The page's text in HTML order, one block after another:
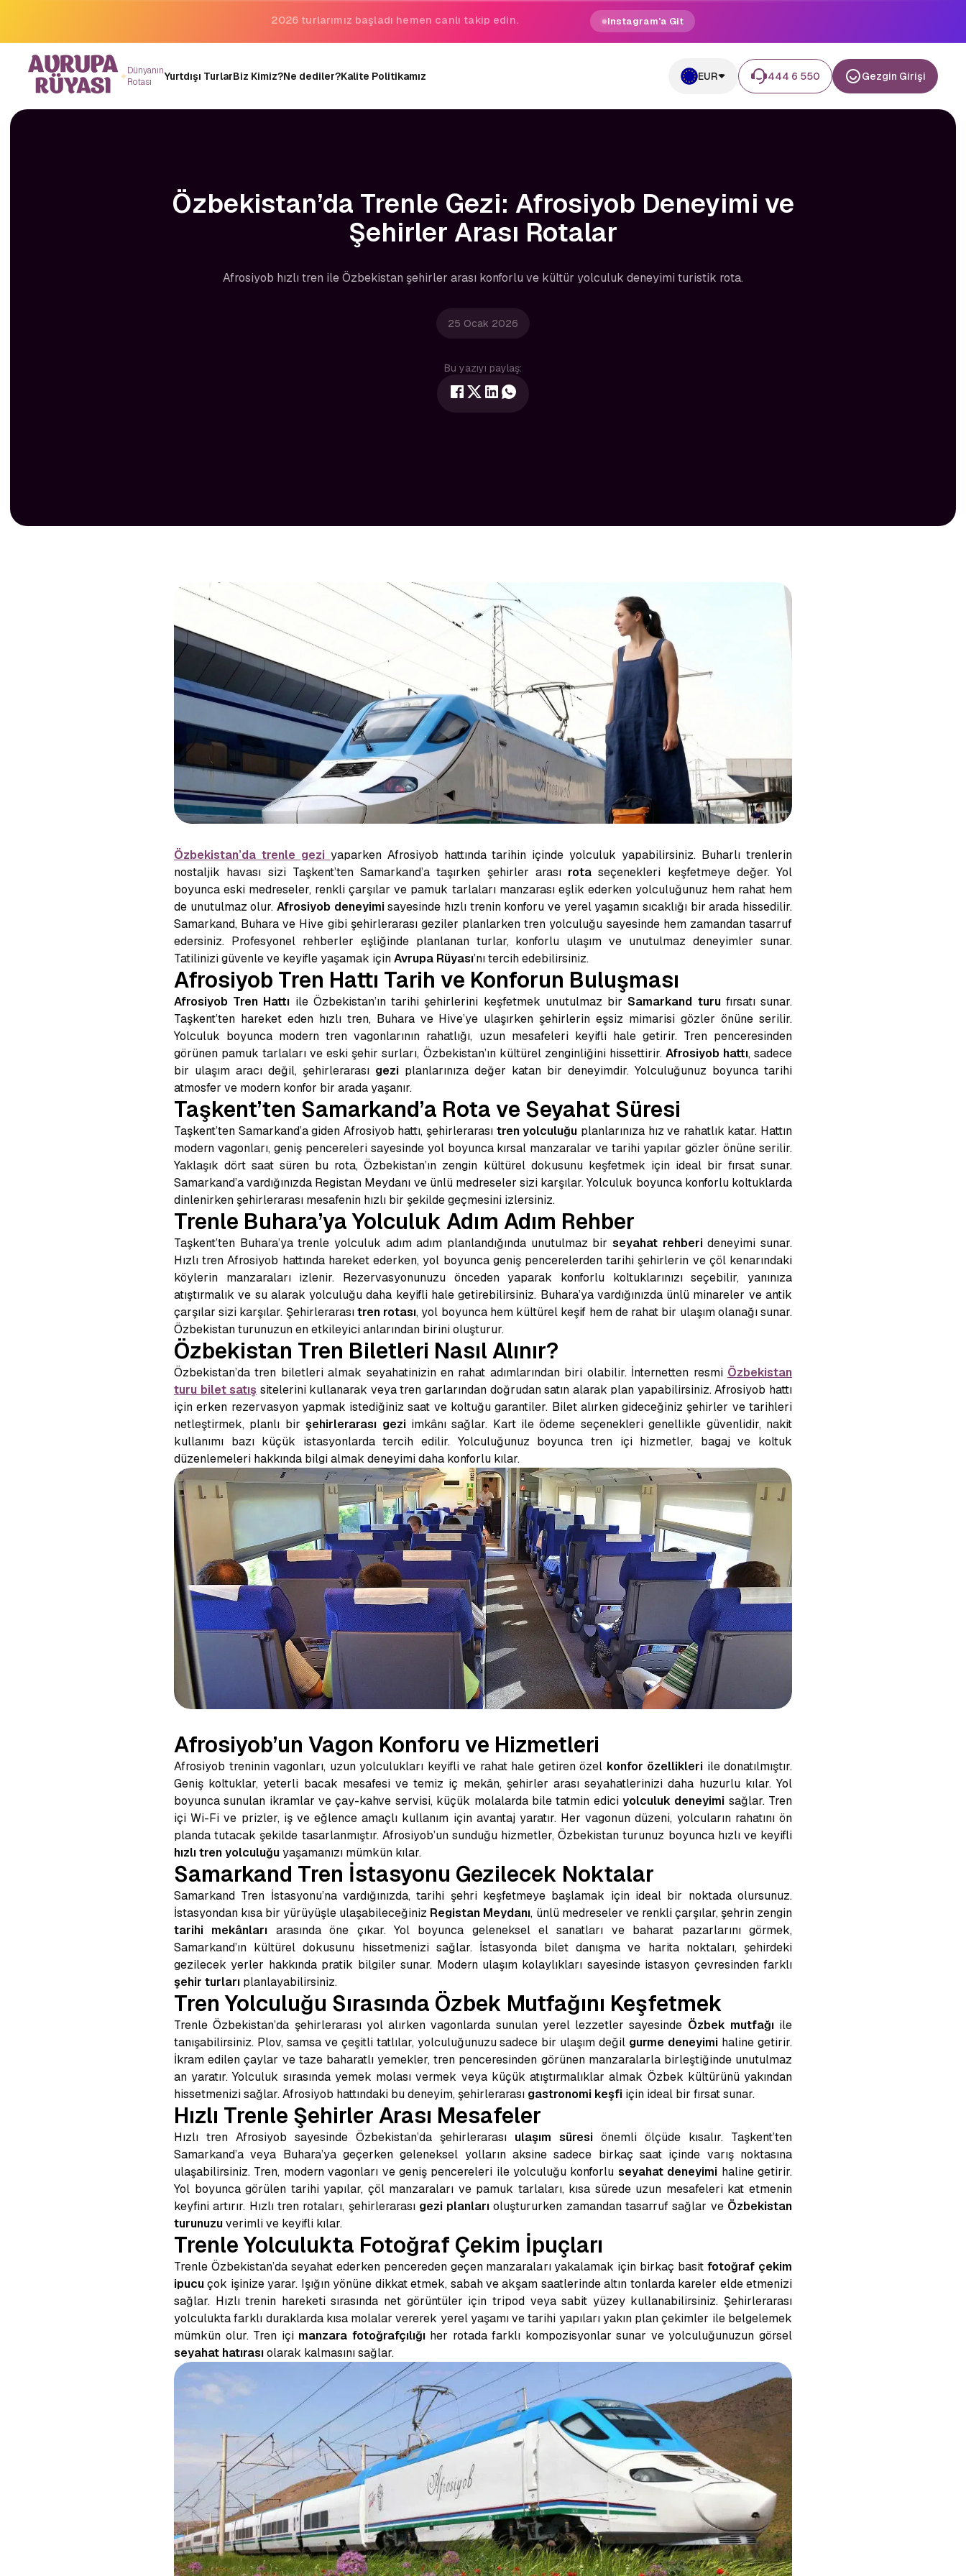
Binlerce gezginin hayali gerçek oluyor. Instagram'a Git
Dünyanın
Rotası
Yurtdışı TurlarBiz Kimiz?Ne dediler?Kalite Politikamız EUR 444 6 550 Gezgin Girişi
Özbekistan’da Trenle Gezi: Afrosiyob Deneyimi ve
Şehirler Arası Rotalar
Afrosiyob hızlı tren ile Özbekistan şehirler arası konforlu ve kültür yolculuk deneyimi turistik rota.
25 Ocak 2026
Bu yazıyı paylaş:
Özbekistan’da trenle gezi yaparken Afrosiyob hattında tarihin içinde yolculuk yapabilirsiniz. Buharlı trenlerin
nostaljik havası sizi Taşkent’ten Samarkand’a taşırken şehirler arası rota seçenekleri keşfetmeye değer. Yol
boyunca eski medreseler, renkli çarşılar ve pamuk tarlaları manzarası eşlik ederken yolculuğunuz hem rahat hem
de unutulmaz olur. Afrosiyob deneyimisayesinde hızlı trenin konforu ve yerel yaşamın sıcaklığı bir arada hissedilir.
Samarkand, Buhara ve Hive gibi şehirlerarası geziler planlarken tren yolculuğu sayesinde hem zamandan tasarruf
edersiniz. Profesyonel rehberler eşliğinde planlanan turlar, konforlu ulaşım ve unutulmaz deneyimler sunar.
Tatilinizi güvenle ve keyifle yaşamak içinAvrupa Rüyası’nı tercih edebilirsiniz.
Afrosiyob Tren Hattı Tarih ve Konforun Buluşması
Afrosiyob Tren Hattı ile Özbekistan’ın tarihi şehirlerini keşfetmek unutulmaz birSamarkand turufırsatı sunar.
Taşkent’ten hareket eden hızlı tren, Buhara ve Hive’ye ulaşırken şehirlerin eşsiz mimarisi gözler önüne serilir.
Yolculuk boyunca modern tren vagonlarının rahatlığı, uzun mesafeleri keyifli hale getirir. Tren penceresinden
görünen pamuk tarlaları ve eski şehir surları, Özbekistan’ın kültürel zenginliğini hissettirir. Afrosiyob hattı, sadece
bir ulaşım aracı değil, şehirlerarası gezi planlarınıza değer katan bir deneyimdir. Yolculuğunuz boyunca tarihi
atmosfer ve modern konfor bir arada yaşanır.
Taşkent’ten Samarkand’a Rota ve Seyahat Süresi
Taşkent’ten Samarkand’a giden Afrosiyob hattı, şehirlerarası tren yolculuğu planlarınıza hız ve rahatlık katar. Hattın
modern vagonları, geniş pencereleri sayesinde yol boyunca kırsal manzaralar ve tarihi yapılar gözler önüne serilir.
Yaklaşık dört saat süren bu rota, Özbekistan’ın zengin kültürel dokusunu keşfetmek için ideal bir fırsat sunar.
Samarkand’a vardığınızda Registan Meydanı ve ünlü medreseler sizi karşılar. Yolculuk boyunca konforlu koltuklarda
dinlenirken şehirlerarası mesafenin hızlı bir şekilde geçmesini izlersiniz.
Trenle Buhara’ya Yolculuk Adım Adım Rehber
Taşkent’ten Buhara’ya trenle yolculuk adım adım planlandığında unutulmaz bir seyahat rehberideneyimi sunar.
Hızlı tren Afrosiyob hattında hareket ederken, yol boyunca geniş pencerelerden tarihi şehirlerin ve çöl kenarındaki
köylerin manzaraları izlenir. Rezervasyonunuzu önceden yaparak konforlu koltuklarınızı seçebilir, yanınıza
atıştırmalık ve su alarak yolculuğu daha keyifli hale getirebilirsiniz. Buhara’ya vardığınızda ünlü minareler ve antik
çarşılar sizi karşılar. Şehirlerarasıtren rotası, yol boyunca hem kültürel keşif hem de rahat bir ulaşım olanağı sunar.
Özbekistan turunuzun en etkileyici anlarından birini oluşturur.
Özbekistan Tren Biletleri Nasıl Alınır?
Özbekistan’da tren biletleri almak seyahatinizin en rahat adımlarından biri olabilir. İnternetten resmi Özbekistan
turu bilet satış sitelerini kullanarak veya tren garlarından doğrudan satın alarak plan yapabilirsiniz. Afrosiyob hattı
için erken rezervasyon yapmak istediğiniz saat ve koltuğu garantiler. Bilet alırken gideceğiniz şehirler ve tarihleri
netleştirmek, planlı birşehirlerarası geziimkânı sağlar. Kart ile ödeme seçenekleri genellikle güvenlidir, nakit
kullanımı bazı küçük istasyonlarda tercih edilir. Yolculuğunuz boyunca tren içi hizmetler, bagaj ve koltuk
düzenlemeleri hakkında bilgi almak deneyimi daha konforlu kılar.
Afrosiyob’un Vagon Konforu ve Hizmetleri
Afrosiyob treninin vagonları, uzun yolculukları keyifli ve rahat hale getiren özel konfor özellikleri ile donatılmıştır.
Geniş koltuklar, yeterli bacak mesafesi ve temiz iç mekân, şehirler arası seyahatlerinizi daha huzurlu kılar. Yol
boyunca sunulan ikramlar ve çay-kahve servisi, küçük molalarda bile tatmin edici yolculuk deneyimi sağlar. Tren
içi Wi-Fi ve prizler, iş ve eğlence amaçlı kullanım için avantaj yaratır. Her vagonun düzeni, yolcuların rahatını ön
planda tutacak şekilde tasarlanmıştır. Afrosiyob’un sunduğu hizmetler, Özbekistan turunuz boyunca hızlı ve keyifli
hızlı tren yolculuğuyaşamanızı mümkün kılar.
Samarkand Tren İstasyonu Gezilecek Noktalar
Samarkand Tren İstasyonu’na vardığınızda, tarihi şehri keşfetmeye başlamak için ideal bir noktada olursunuz.
İstasyondan kısa bir yürüyüşle ulaşabileceğiniz Registan Meydanı, ünlü medreseler ve renkli çarşılar, şehrin zengin
tarihi mekânları arasında öne çıkar. Yol boyunca geleneksel el sanatları ve baharat pazarlarını görmek,
Samarkand’ın kültürel dokusunu hissetmenizi sağlar. İstasyonda bilet danışma ve harita noktaları, şehirdeki
gezilecek yerler hakkında pratik bilgiler sunar. Modern ulaşım kolaylıkları sayesinde istasyon çevresinden farklı
şehir turları planlayabilirsiniz.
Tren Yolculuğu Sırasında Özbek Mutfağını Keşfetmek
Trenle Özbekistan’da şehirlerarası yol alırken vagonlarda sunulan yerel lezzetler sayesinde Özbek mutfağıile
tanışabilirsiniz. Plov, samsa ve çeşitli tatlılar, yolculuğunuzu sadece bir ulaşım değil gurme deneyimi haline getirir.
İkram edilen çaylar ve taze baharatlı yemekler, tren penceresinden görünen manzaralarla birleştiğinde unutulmaz
an yaratır. Yolculuk sırasında yemek molası vermek veya küçük atıştırmalıklar almak Özbek kültürünü yakından
hissetmenizi sağlar. Afrosiyob hattındaki bu deneyim, şehirlerarası gastronomi keşfi için ideal bir fırsat sunar.
Hızlı Trenle Şehirler Arası Mesafeler
Hızlı tren Afrosiyob sayesinde Özbekistan’da şehirlerarası ulaşım süresi önemli ölçüde kısalır. Taşkent’ten
Samarkand’a veya Buhara’ya geçerken geleneksel yolların aksine sadece birkaç saat içinde varış noktasına
ulaşabilirsiniz. Tren, modern vagonları ve geniş pencereleri ile yolculuğu konforlu seyahat deneyimi haline getirir.
Yol boyunca görülen tarihi yapılar, çöl manzaraları ve pamuk tarlaları, kısa sürede uzun mesafeleri kat etmenin
keyfini artırır. Hızlı tren rotaları, şehirlerarası gezi planları oluştururken zamandan tasarruf sağlar ve Özbekistan
turunuzuverimli ve keyifli kılar.
Trenle Yolculukta Fotoğraf Çekim İpuçları
Trenle Özbekistan’da seyahat ederken pencereden geçen manzaraları yakalamak için birkaç basitfotoğraf çekim
ipucuçok işinize yarar. Işığın yönüne dikkat etmek, sabah ve akşam saatlerinde altın tonlarda kareler elde etmenizi
sağlar. Hızlı trenin hareketi sırasında net görüntüler için tripod veya sabit yüzey kullanabilirsiniz. Şehirlerarası
yolculukta farklı duraklarda kısa molalar vererek yerel yaşamı ve tarihi yapıları yakın plan çekimler ile belgelemek
mümkün olur. Tren içi manzara fotoğrafçılığıher rotada farklı kompozisyonlar sunar ve yolculuğunuzun görsel
seyahat hatırasıolarak kalmasını sağlar.